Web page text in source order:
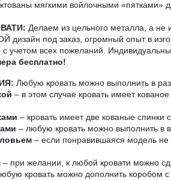
мягкими войлочными «пятками»
Делаем из цельного металла, а не
под заказ, огромный опыт в
с учетом всех пожеланий.
бесплатно!
Любую кровать можно выполнить в
– в этом случае кровать имеет
– кровать имеет две кованые спинки
– любую кровать можно выполнить в
– если понравившаяся модель не
– при желании, к любой кровати можно
кровать можно дополнить